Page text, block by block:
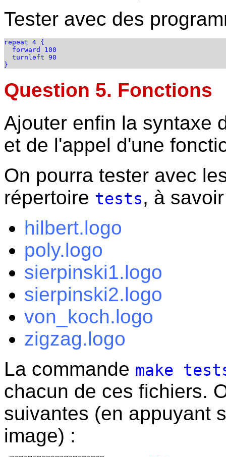
Tester avec des
repeat 4 {
  forward 100
  turnleft 90
Question 5. Fonctions
Ajouter enfin la syntaxe
et de l'appel d'une
On pourra tester avec
répertoire tests, à
hilbert.logo
poly.logo
sierpinski1.logo
sierpinski2.logo
von_koch.logo
zigzag.logo
La commande make
chacun de ces fichiers.
suivantes (en appuyant
image) :